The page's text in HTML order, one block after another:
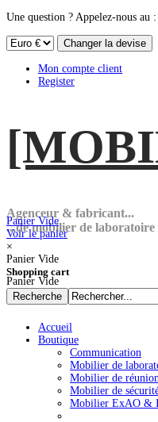
Une question ? Appelez-nous au
Mon compte client
Register
[MOBI
Agenceur & fabricant...
...de mobilier de laboratoire
Panier Vide
Voir le panier
×
Panier Vide
Shopping cart
Panier Vide
Accueil
Boutique
Communication
Mobilier de
Mobilier de
Mobilier de
Mobilier ExAO &